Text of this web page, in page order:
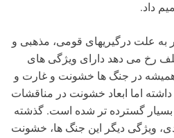
داد.
به علت درگیریهای قومی، مذهبی و
رخ می دهد دارای ویژگی های
در جنگ ها خشونت و غارت و
اما ابعاد خشونت در مناقشات
گسترده تر شده است. گذشته
ویژگی دیگر این جنگ ها، خشونت